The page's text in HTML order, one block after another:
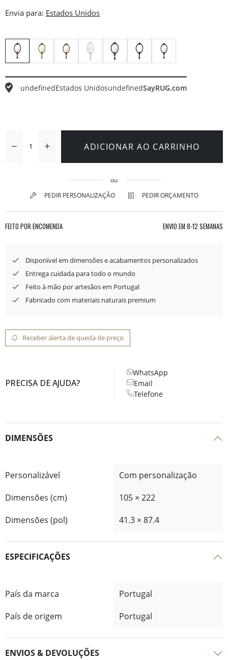
Envia para:
undefinedEstados UnidosundefinedSayRUG.com
ADICIONAR AO CARRINHO
ou
PEDIR PERSONALIZAÇÃO
PEDIR ORÇAMENTO
FEITO POR ENCOMENDA ENVIO EM 8-12 SEMANAS
Disponível em dimensões e acabamentos personalizados
Entrega cuidada para todo o mundo
Feito à mão por artesãos em Portugal
Fabricado com materiais naturais premium
Receber alerta de queda de preço
PRECISA DE AJUDA?
WhatsApp
Email
Telefone
DIMENSÕES
Personalizável
Com personalização
Dimensões (cm)
105 × 222
Dimensões (pol)
41.3 × 87.4
ESPECIFICAÇÕES
País da marca
Portugal
País de origem
Portugal
ENVIOS & DEVOLUÇÕES